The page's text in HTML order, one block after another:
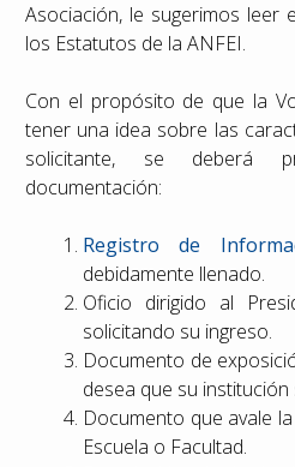
Asociación, le sugerimos leer
los Estatutos de la ANFEI.
Con el propósito de que la
tener una idea sobre las
solicitante, se deberá
documentación:
Registro de
debidamente llenado.
Oficio dirigido al
solicitando su ingreso.
Documento de
desea que su institución
Documento que avale
Escuela o Facultad.